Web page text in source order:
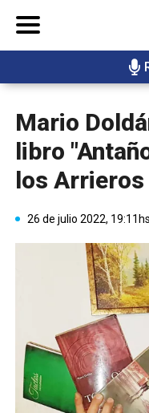
Mario
libro
los Arrieros
26 de julio 2022, 19:11hs